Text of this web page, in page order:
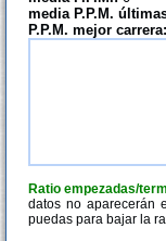
media P.P.M.
P.P.M. mejor carrera:
Ratio empezadas/
datos no aparecerán
puedas para bajar la